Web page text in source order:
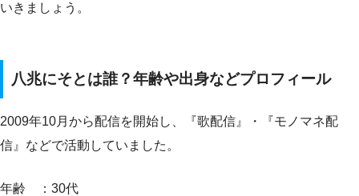
いきましょう。
八兆にそとは誰？年齢や出身などプロフィール
2009年10月から配信を開始し、『歌配信』・『モノマネ配
信』などで活動していました。
年齢 ：30代